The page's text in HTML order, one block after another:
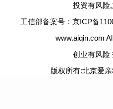
投资有风险
工信部备案号：京ICP备
www.aiqin.com
创业有风险
版权所有:北京爱